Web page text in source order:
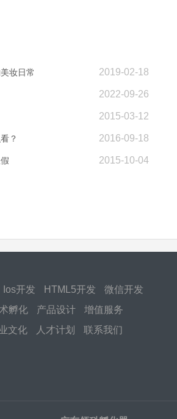
2019-02-18
妆日常
2022-09-26
2015-03-12
2016-09-18
？
2015-10-04
Ios开发 HTML5开发 微信开发
孵化 产品设计 增值服务
文化 人才计划 联系我们